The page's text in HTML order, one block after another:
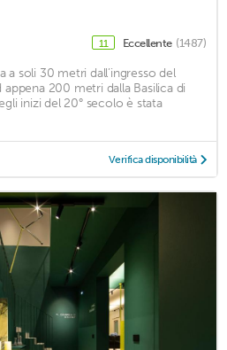
11 Eccellente (1487)
a soli 30 metri dall’ingresso del
200 metri dalla Basilica di
inizi del 20° secolo è stata
Verifica disponibilità